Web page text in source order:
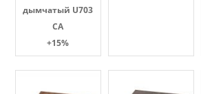
дымчатый U703
CA
+15%